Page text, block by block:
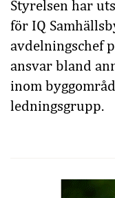
Styrelsen har
för IQ
avdelningschef
ansvar bland
inom
ledningsgrupp.